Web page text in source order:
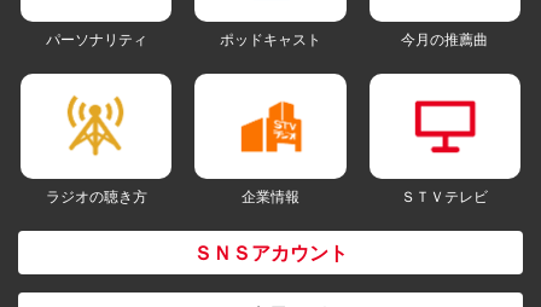
パーソナリティ ポッドキャスト 今月の推薦曲
ラジオの聴き方 企業情報 ＳＴＶテレビ
ＳＮＳアカウント